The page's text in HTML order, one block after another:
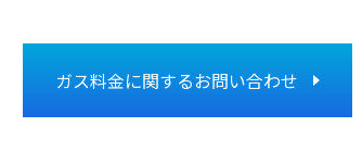
ガス料金に関するお問い合わせ